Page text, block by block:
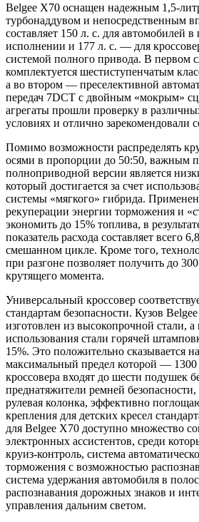
Belgee X70 оснащен надежным 1,5-
турбонаддувом и непосредственным
составляет 150 л. с. для автомобилей
исполнении и 177 л. с. — для
системой полного привода. В первом
комплектуется шестиступенчатым
а во втором — преселективной
передач 7DCT с двойным «мокрым»
агрегаты прошли проверку в
условиях и отлично зарекомендовали
Помимо возможности распределять
осями в пропорции до 50:50, важным
полноприводной версии является
который достигается за счет
системы «мягкого» гибрида.
рекуперации энергии торможения и
экономить до 15% топлива, в
показатель расхода составляет всего
смешанном цикле. Кроме того,
при разгоне позволяет получить до
крутящего момента.
Универсальный кроссовер
стандартам безопасности. Кузов
изготовлен из высокопрочной стали,
использования стали горячей
15%. Это положительно сказывается
максимальный предел которой —
кроссовера входят до шести подушек
преднатяжители ремней безопасности,
рулевая колонка, эффективно
крепления для детских кресел
для Belgee X70 доступно множество
электронных ассистентов, среди
круиз-контроль, система
торможения с возможностью
система удержания автомобиля в
распознавания дорожных знаков и
управления дальним светом.